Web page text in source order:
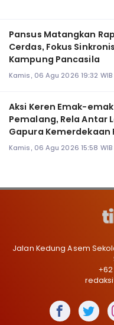
Pansus Matangkan
Cerdas, Fokus
Kampung Pancasila
Kamis, 06 Agu 2026 19:32 WIB
Aksi Keren Emak-
Pemalang, Rela Antar
Gapura Kemerdekaan
Kamis, 06 Agu 2026 15:58 WIB
Jalan Kedung Asem
+62